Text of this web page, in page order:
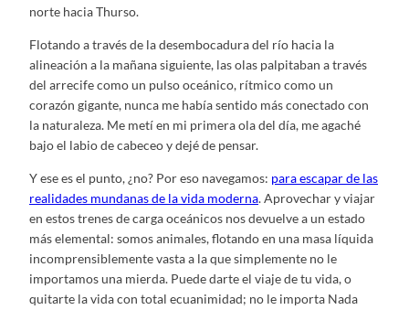
norte hacia Thurso.
Flotando a través de la desembocadura del río hacia la
alineación a la mañana siguiente, las olas palpitaban a través
del arrecife como un pulso oceánico, rítmico como un
corazón gigante, nunca me había sentido más conectado con
la naturaleza. Me metí en mi primera ola del día, me agaché
bajo el labio de cabeceo y dejé de pensar.
Y ese es el punto, ¿no? Por eso navegamos: para escapar de las
realidades mundanas de la vida moderna. Aprovechar y viajar
en estos trenes de carga oceánicos nos devuelve a un estado
más elemental: somos animales, flotando en una masa líquida
incomprensiblemente vasta a la que simplemente no le
importamos una mierda. Puede darte el viaje de tu vida, o
quitarte la vida con total ecuanimidad; no le importa Nada